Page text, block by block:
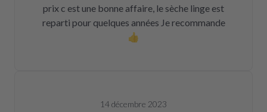
prix c est une bonne affaire, le sèche linge est
reparti pour quelques années Je recommande
👍
14 décembre 2023